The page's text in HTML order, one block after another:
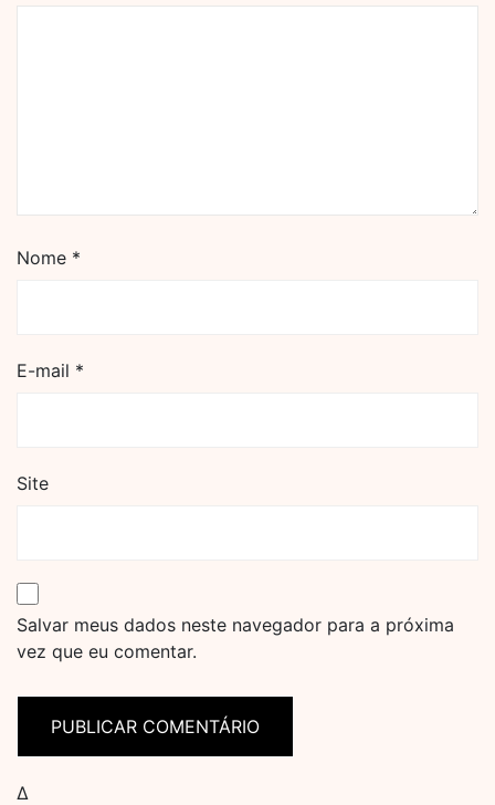
Nome *
E-mail *
Site
Salvar meus dados neste navegador para a próxima
vez que eu comentar.
Δ